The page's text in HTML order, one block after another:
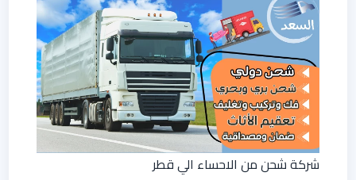
شركة شحن من الاحساء الي قطر